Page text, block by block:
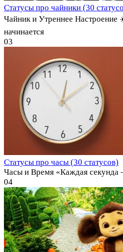
Статусы про чайники (30
Чайник и Утреннее
начинается
03
Статусы про часы (30 статусов)
Часы и Время «Каждая секунда
04